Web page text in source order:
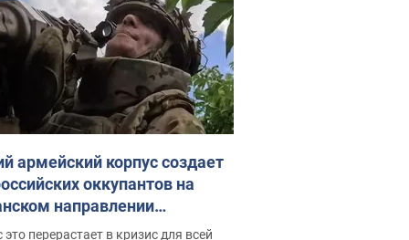
армейский корпус создает
оккупантов на
направлении
дискомфорт: как это
это перерастает в кризис для всей